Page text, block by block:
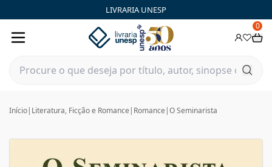
LIVRARIA UNESP
0
Início| Literatura, Ficção e Romance | Romance |O Seminarista